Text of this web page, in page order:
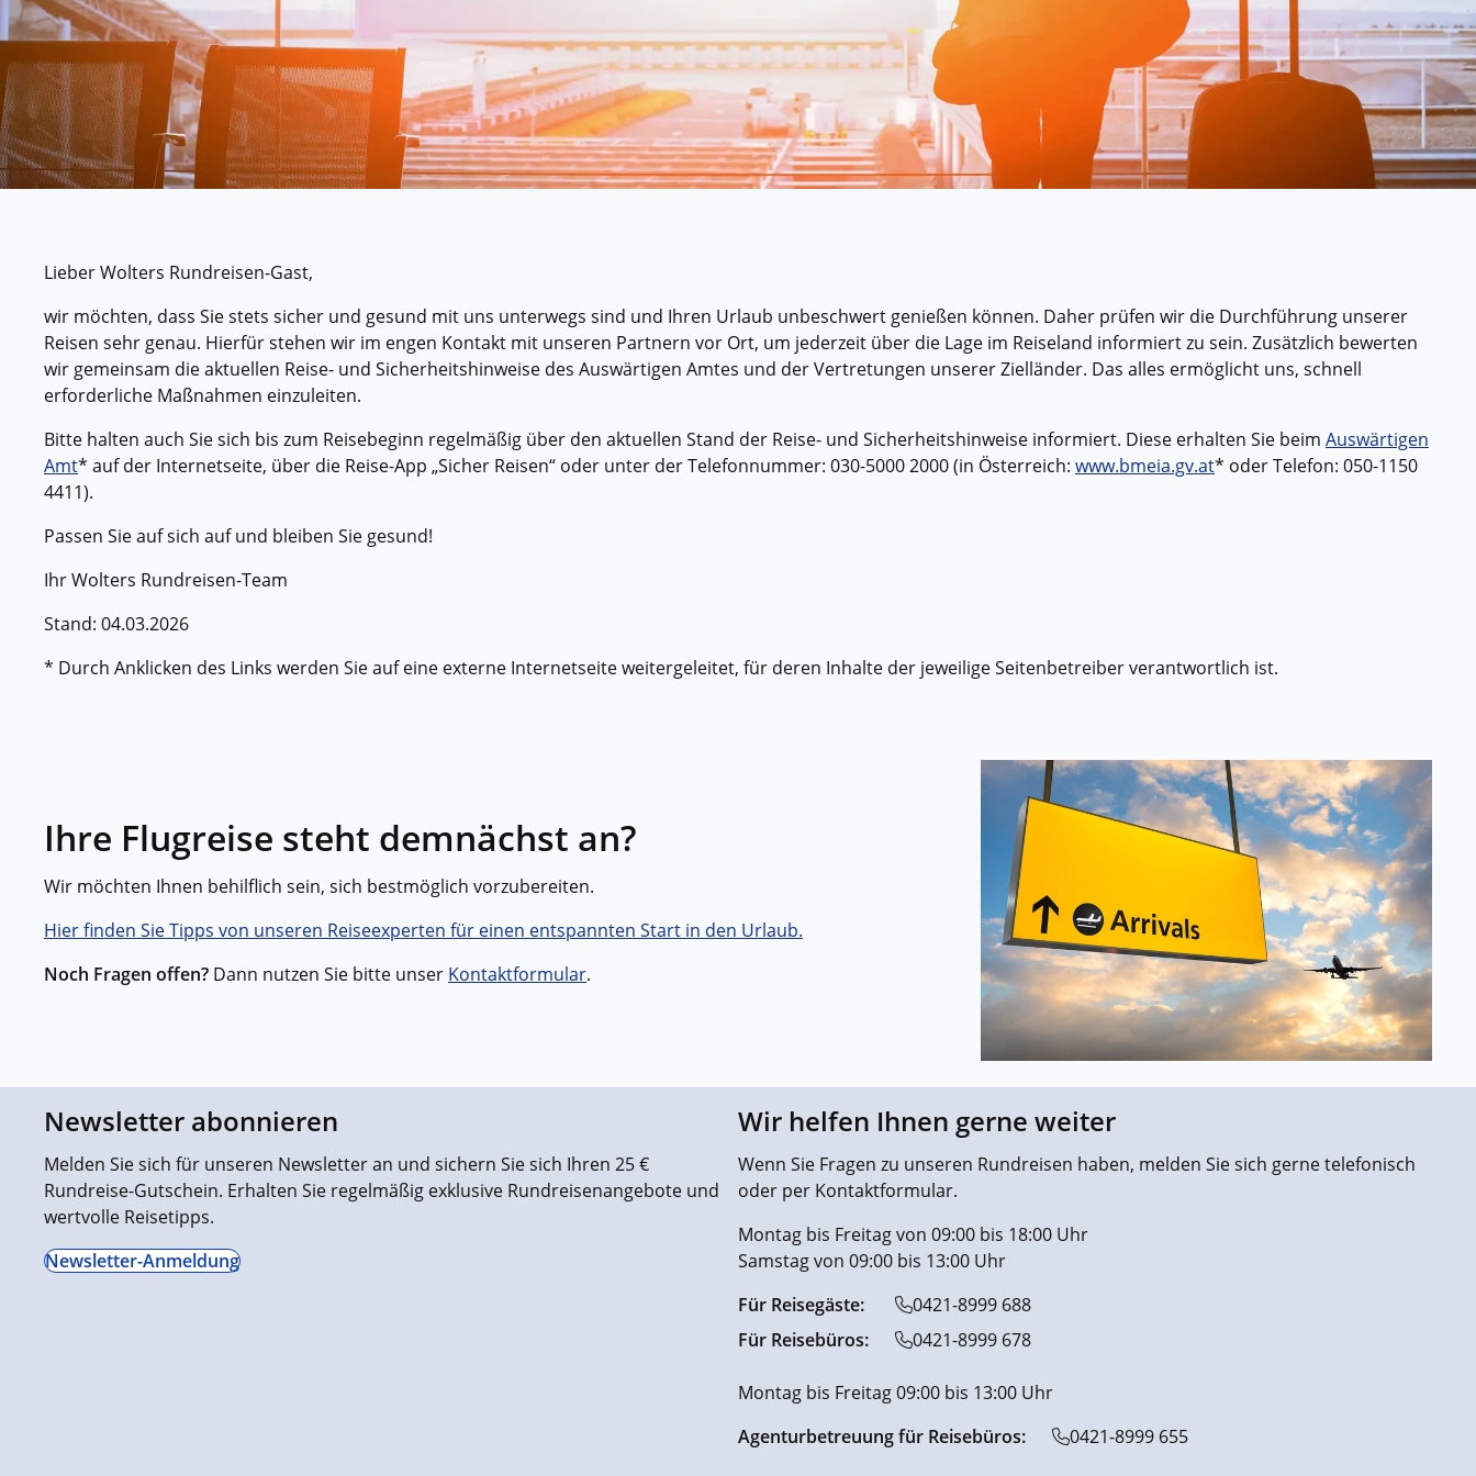
Reisen in kleinen Gruppen mit max. 18
Teilnehmern – persönlich, intensiv und
entspannt.
Alle Gruppenreisen
Eine Stadt als Ausgangspunkt für spannende
Erkundungen und Ausflüge in die Umgebung.
Alle Autoreisen & mehr
Landausflüge
Sehenswürdigkeiten an Land entdecken.
Alle Schiffsreisen
Lieber Wolters Rundreisen-Gast,
wir möchten, dass Sie stets sicher und gesund mit uns unterwegs sind und Ihren Urlaub unbeschwert genießen können. Daher prüfen wir die Durchführung unserer
Reisen sehr genau. Hierfür stehen wir im engen Kontakt mit unseren Partnern vor Ort, um jederzeit über die Lage im Reiseland informiert zu sein. Zusätzlich bewerten
wir gemeinsam die aktuellen Reise- und Sicherheitshinweise des Auswärtigen Amtes und der Vertretungen unserer Zielländer. Das alles ermöglicht uns, schnell
erforderliche Maßnahmen einzuleiten.
Bitte halten auch Sie sich bis zum Reisebeginn regelmäßig über den aktuellen Stand der Reise- und Sicherheitshinweise informiert. Diese erhalten Sie beim Auswärtigen
Amt* auf der Internetseite, über die Reise-App „Sicher Reisen“ oder unter der Telefonnummer: 030-5000 2000 (in Österreich: www.bmeia.gv.at* oder Telefon: 050-1150
4411).
Passen Sie auf sich auf und bleiben Sie gesund!
Ihr Wolters Rundreisen-Team
Stand: 04.03.2026
* Durch Anklicken des Links werden Sie auf eine externe Internetseite weitergeleitet, für deren Inhalte der jeweilige Seitenbetreiber verantwortlich ist.
Ihre Flugreise steht demnächst an?
Wir möchten Ihnen behilflich sein, sich bestmöglich vorzubereiten.
Hier finden Sie Tipps von unseren Reiseexperten für einen entspannten Start in den Urlaub.
Noch Fragen offen? Dann nutzen Sie bitte unser Kontaktformular.
Newsletter abonnieren
Melden Sie sich für unseren Newsletter an und sichern Sie sich Ihren 25 €
Rundreise-Gutschein. Erhalten Sie regelmäßig exklusive Rundreisenangebote und
wertvolle Reisetipps.
Newsletter-Anmeldung
Wir helfen Ihnen gerne weiter
Wenn Sie Fragen zu unseren Rundreisen haben, melden Sie sich gerne telefonisch
oder per Kontaktformular.
Montag bis Freitag von 09:00 bis 18:00 Uhr
Samstag von 09:00 bis 13:00 Uhr
Für Reisegäste:
0421-8999 688
Für Reisebüros:
0421-8999 678
Montag bis Freitag 09:00 bis 13:00 Uhr
Agenturbetreuung für Reisebüros:
0421-8999 655